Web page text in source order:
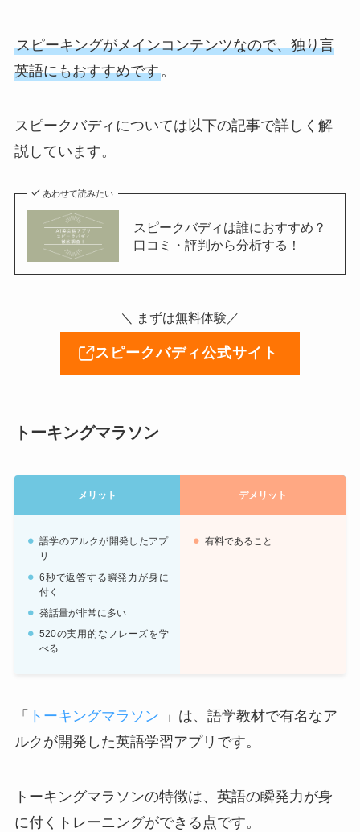
スピーキングがメインコンテンツなので、独り言
英語にもおすすめです。
スピークバディについては以下の記事で詳しく解
説しています。
あわせて読みたい
スピークバディは誰におすすめ？
口コミ・評判から分析する！
＼ まずは無料体験／
スピークバディ公式サイト
トーキングマラソン
メリット デメリット
語学のアルクが開発したアプ
リ
6秒で返答する瞬発力が身に
付く
発話量が非常に多い
520の実用的なフレーズを学
べる
有料であること
「 トーキングマラソン
」は、語学教材で有名なア
ルクが開発した英語学習アプリです。
トーキングマラソンの特徴は、英語の瞬発力が身
に付くトレーニングができる点です。